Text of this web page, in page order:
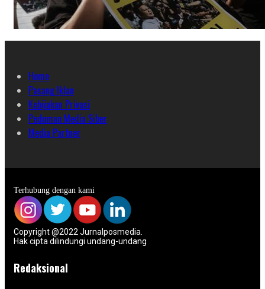
Home
Pasang Iklan
Kebijakan Privasi
Pedoman Media Siber
Media Partner
Terhubung dengan kami
Copyright @2022 Jurnalposmedia.
Hak cipta dilindungi undang-undang
Redaksional